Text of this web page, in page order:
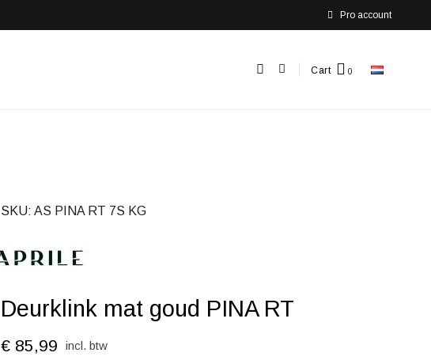
Pro account
Cart
SKU AS PINA RT 7S KG
Deurklink mat goud PINA RT
€ 85,99 incl. btw